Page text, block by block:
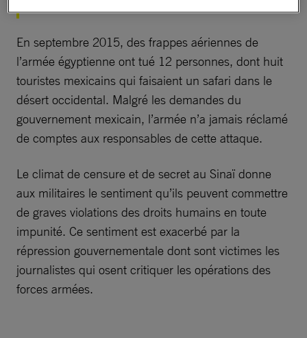
En septembre 2015, des frappes aériennes de
l’armée égyptienne ont tué 12 personnes, dont huit
touristes mexicains qui faisaient un safari dans le
désert occidental. Malgré les demandes du
gouvernement mexicain, l’armée n’a jamais réclamé
de comptes aux responsables de cette attaque.
Le climat de censure et de secret au Sinaï donne
aux militaires le sentiment qu’ils peuvent commettre
de graves violations des droits humains en toute
impunité. Ce sentiment est exacerbé par la
répression gouvernementale dont sont victimes les
journalistes qui osent critiquer les opérations des
forces armées.